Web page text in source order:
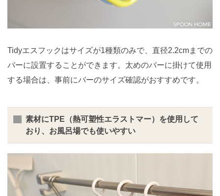
Tidyエスフックはサイズが1種類のみで、直径2.2cmまでの
バーに設置することができます。太めのバーに掛けて使用
する場合は、事前にバーのサイズ確認がおすすめです。
素材にTPE（熱可塑性エラストマー）を使用して
おり、お風呂場でも使いやすい